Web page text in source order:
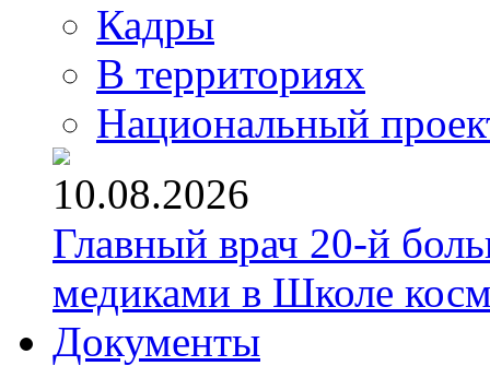
Кадры
В территориях
Национальный
10.08.2026
Главный врач 20-й
медиками в Школе
Документы